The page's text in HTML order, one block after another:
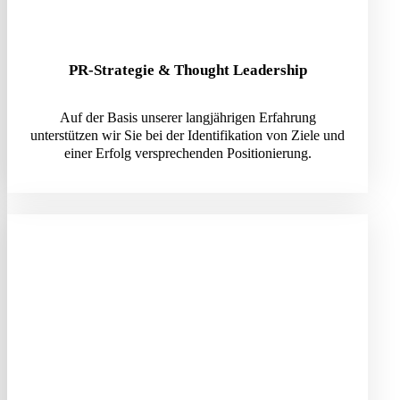
PR-Strategie & Thought Leadership
Auf der Basis unserer langjährigen Erfahrung
unterstützen wir Sie bei der Identifikation von Ziele und
einer Erfolg versprechenden Positionierung.